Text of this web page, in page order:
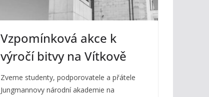
Vzpomínková akce k
výročí bitvy na Vítkově
Zveme studenty, podporovatele a přátele
Jungmannovy národní akademie na